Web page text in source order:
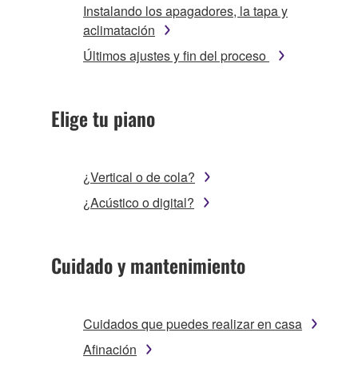
Instalando los apagadores, la tapa y
aclimatación
Últimos ajustes y fin del proceso
Elige tu piano
¿Vertical o de cola?
¿Acústico o digital?
Cuidado y mantenimiento
Cuidados que puedes realizar en casa
Afinación